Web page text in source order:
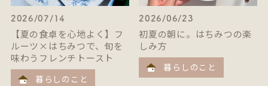
2026/07/14
【夏の食卓を心地よく】フ
ルーツ×はちみつで、旬を
味わうフレンチトースト
暮らしのこと
2026/06/23
初夏の朝に。はちみつの楽
しみ方
暮らしのこと